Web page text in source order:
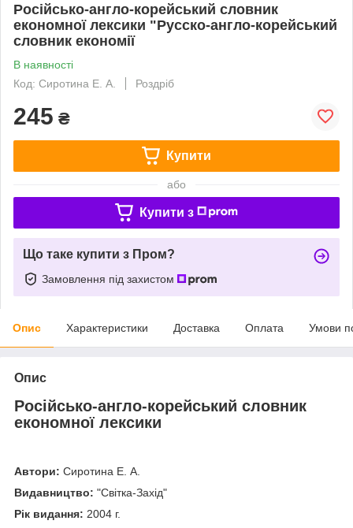
Російсько-англо-корейський словник
економної лексики "Русско-англо-корейський
словник економії
В наявності
Код: Сиротина Е. А.
Роздріб
245 ₴
Купити
або
Купити з
Що таке купити з Пром?
Замовлення під захистом
Опис Характеристики Доставка Оплата Умови
Опис
Російсько-англо-корейський словник
економної лексики
Автори: Сиротина Е. А.
Видавництво: "Світка-Захід"
Рік видання: 2004 г.